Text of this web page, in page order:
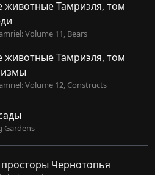
животные Тамриэля, том
Volume 11, Bears
животные Тамриэля, том
Volume 12, Constructs
Gardens
Чернотопья